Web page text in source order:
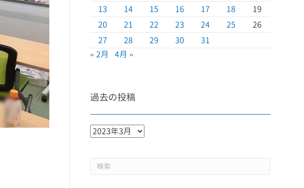
13
14 15 16 17 18
19
20
21 22 23 24 25
26
27
28 29 30
31
« 2月
4月 »
過去の投稿
過
投